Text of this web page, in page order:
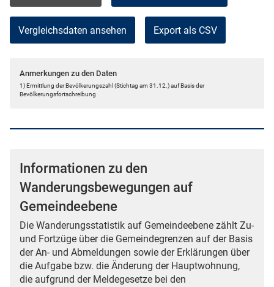
Vergleichsdaten ansehen Export als CSV
Anmerkungen zu den Daten
1) Ermittlung der Bevölkerungszahl (Stichtag am 31.12.) auf Basis der
Bevölkerungsfortschreibung
Informationen zu den
Wanderungsbewegungen auf
Gemeindeebene
Die Wanderungsstatistik auf Gemeindeebene zählt Zu-
und Fortzüge über die Gemeindegrenzen auf der Basis
der An- und Abmeldungen sowie der Erklärungen über
die Aufgabe bzw. die Änderung der Hauptwohnung,
die aufgrund der Meldegesetze bei den